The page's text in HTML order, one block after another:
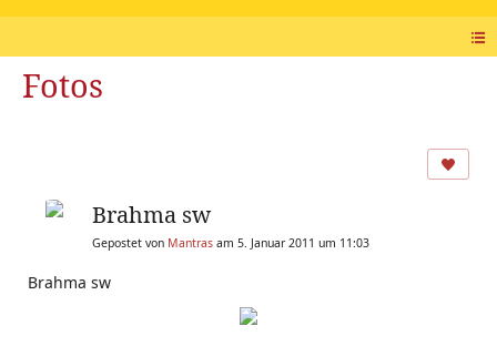
Fotos
Brahma sw
Gepostet von Mantras am 5. Januar 2011 um 11:03
Brahma sw